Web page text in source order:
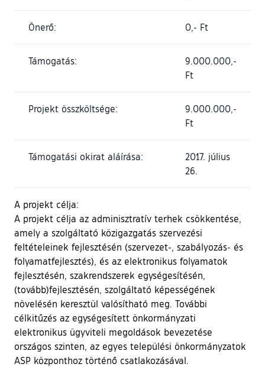
Önerő: 0,- Ft
Támogatás:
9.000.000,-
Ft
Projekt összköltsége:
9.000.000,-
Ft
Támogatási okirat aláírása:
2017. július
26.
A projekt célja:
A projekt célja az adminisztratív terhek csökkentése,
amely a szolgáltató közigazgatás szervezési
feltételeinek fejlesztésén (szervezet-, szabályozás- és
folyamatfejlesztés), és az elektronikus folyamatok
fejlesztésén, szakrendszerek egységesítésén,
(tovább)fejlesztésén, szolgáltató képességének
növelésén keresztül valósítható meg. További
célkitűzés az egységesített önkormányzati
elektronikus ügyviteli megoldások bevezetése
országos szinten, az egyes települési önkormányzatok
ASP központhoz történő csatlakozásával.